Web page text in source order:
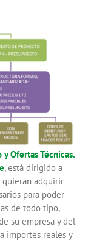
Ofertas Técnicas.
, está dirigido a
adquirir
para poder
de todo tipo,
su empresa y del
importes reales y